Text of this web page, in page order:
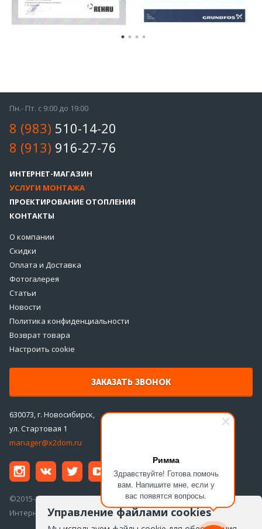
Римма
Здравствуйте! Готова помочь
вам. Напишите мне, если у
вас появятся вопросы.
Пн.- Пт. с 9:00 до 19:00
8 (983) 510-14-20
8 (913) 916-27-76
ИНТЕРНЕТ-МАГАЗИН
УСЛУГИ МОНТАЖА
ПРОЕКТИРОВАНИЕ ОТОПЛЕНИЯ
КОНТАКТЫ
О компании
Скидки
Оплата и Доставка
Фотогалерея
Статьи
Новости
Политика конфиденциальности
Возврат товара
Настроить cookie
ЗАКАЗАТЬ ЗВОНОК
630073, г. Новосибирск,
ул. Стартовая 1
manager@x2dom.ru
©2015-2026 ООО «ДаблДом»
Интернет-магазин инженерной сантехники
Управление файлами cookies